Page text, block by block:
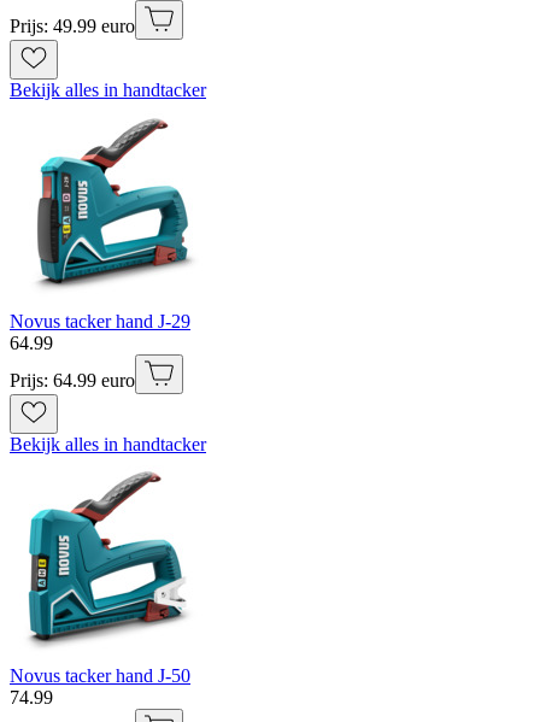
Prijs: 49.99 euro
Bekijk alles in handtacker
Novus tacker hand J-29
64.99
Prijs: 64.99 euro
Bekijk alles in handtacker
Novus tacker hand J-50
74.99